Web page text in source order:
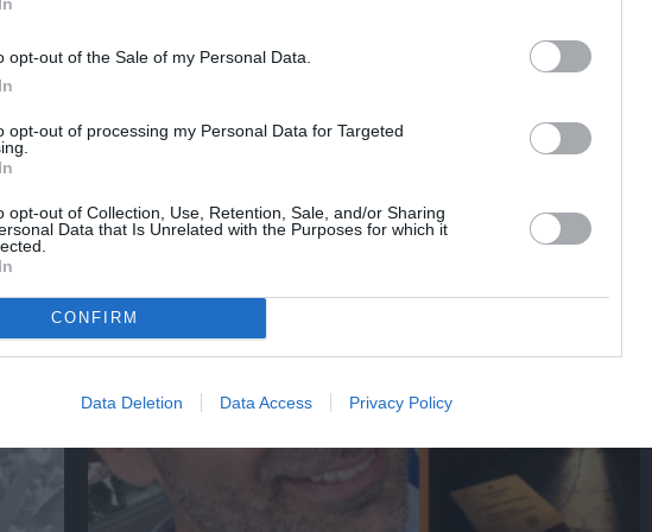
opt-out of the Sale of my Personal Data.
opt-out of processing my Personal Data for Targeted
opt-out of Collection, Use, Retention, Sale, and/or Sharing
Data that Is Unrelated with the Purposes for which it
CONFIRM
Data Deletion Data Access Privacy Policy
Έκθεση Βιβλίου 2026 στο Ναύπλιο